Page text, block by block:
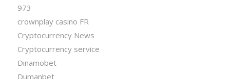
973
crownplay casino FR
Cryptocurrency News
Cryptocurrency service
Dinamobet
Dumanbet